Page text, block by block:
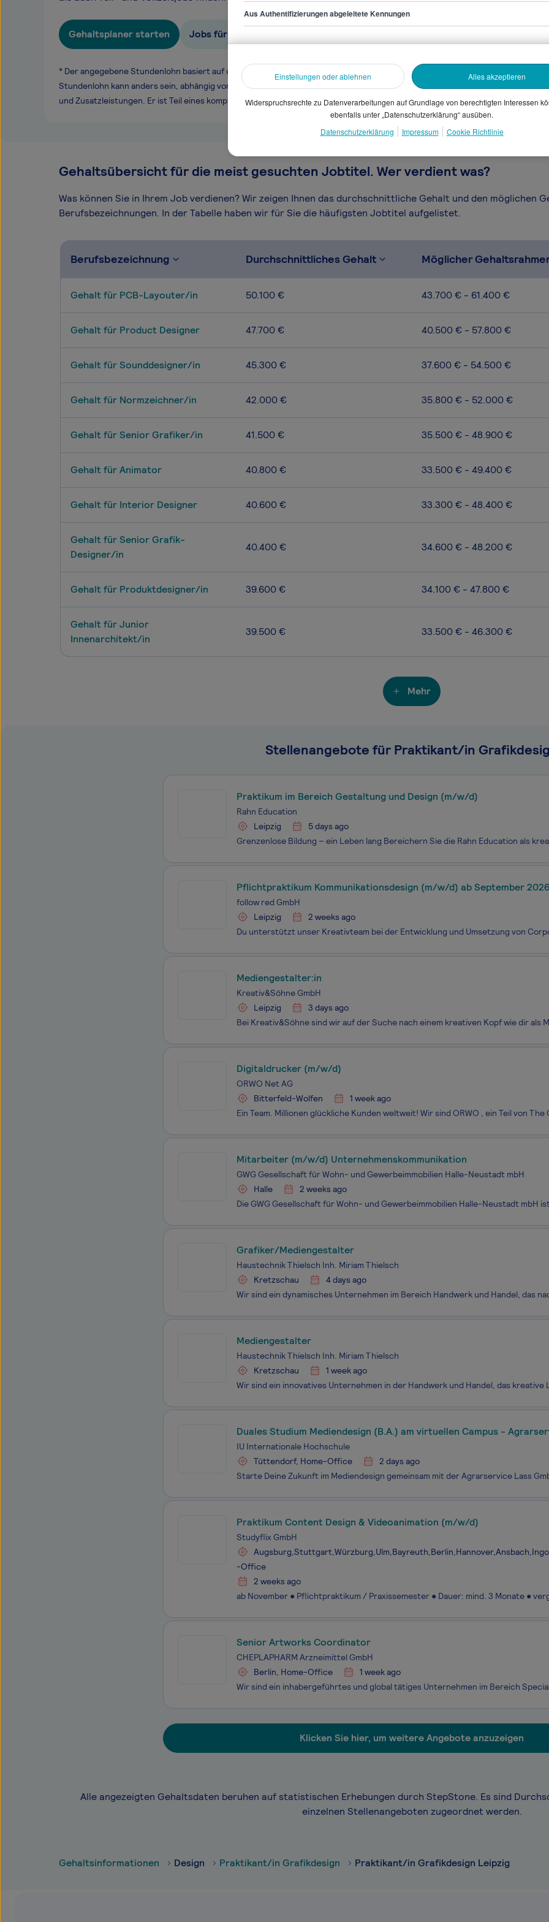
Gehaltsplaner starten Jobs für Praktikant/in Grafikdesign
* Der angegebene Stundenlohn basiert auf unseren gesammelten Daten. Dein
Stundenlohn kann anders sein, abhängig von Überstunden, Branche, Selbstständigkeit
und Zusatzleistungen. Er ist Teil eines komplexen Vergütungssystems.
Gehaltsübersicht für die meist gesuchten Jobtitel. Wer verdient was?
Was können Sie in Ihrem Job verdienen? Wir zeigen Ihnen das durchschnittliche Gehalt und den möglichen
Berufsbezeichnungen. In der Tabelle haben wir für Sie die häufigsten Jobtitel aufgelistet.
Berufsbezeichnung Durchschnittliches Gehalt Möglicher
Gehalt für PCB-Layouter/in 50.100 € 43.700 € - 61.400 €
Gehalt für Product Designer 47.700 € 40.500 € - 57.800 €
Gehalt für Sounddesigner/in 45.300 € 37.600 € - 54.500 €
Gehalt für Normzeichner/in 42.000 € 35.800 € - 52.000 €
Gehalt für Senior Grafiker/in 41.500 € 35.500 € - 48.900 €
Gehalt für Animator 40.800 € 33.500 € - 49.400 €
Gehalt für Interior Designer 40.600 € 33.300 € - 48.400 €
Gehalt für Senior Grafik-
Designer/in
40.400 € 34.600 € - 48.200 €
Gehalt für Produktdesigner/in 39.600 € 34.100 € - 47.800 €
Gehalt für Junior
Innenarchitekt/in
39.500 € 33.500 € - 46.300 €
Mehr
Stellenangebote für Praktikant/in
Praktikum im Bereich Gestaltung und Design (m/w/d)
Rahn Education
Leipzig
5 days ago
Pflichtpraktikum Kommunikationsdesign (m/w/d) ab September 2026
follow red GmbH
Leipzig
2 weeks ago
Mediengestalter:in
Kreativ&Söhne GmbH
Leipzig
3 days ago
Digitaldrucker (m/w/d)
ORWO Net AG
Bitterfeld-Wolfen
1 week ago
Mitarbeiter (m/w/d) Unternehmenskommunikation
GWG Gesellschaft für Wohn- und Gewerbeimmobilien Halle-Neustadt mbH
Halle
2 weeks ago
Grafiker/Mediengestalter
Haustechnik Thielsch Inh. Miriam Thielsch
Kretzschau
4 days ago
Mediengestalter
Haustechnik Thielsch Inh. Miriam Thielsch
Kretzschau
1 week ago
Duales Studium Mediendesign (B.A.) am virtuellen Campus -
IU Internationale Hochschule
Tüttendorf, Home-Office
2 days ago
Praktikum Content Design & Videoanimation (m/w/d)
Studyflix GmbH
-Office
2 weeks ago
Senior Artworks Coordinator
CHEPLAPHARM Arzneimittel GmbH
Berlin, Home-Office
1 week ago
Klicken Sie hier, um weitere Angebote anzuzeigen
Alle angezeigten Gehaltsdaten beruhen auf statistischen Erhebungen durch StepStone. Es sind
einzelnen Stellenangeboten zugeordnet werden.
Gehaltsinformationen Design Praktikant/in Grafikdesign Praktikant/in Grafikdesign Leipzig
Aus Authentifizierungen abgeleitete Kennungen
Einstellungen oder ablehnen Alles akzeptieren
Widerspruchsrechte zu Datenverarbeitungen auf Grundlage von berechtigten Interessen
ebenfalls unter „Datenschutzerklärung“ ausüben.
Datenschutzerklärung
Impressum Cookie Richtlinie